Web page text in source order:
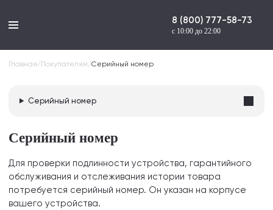
8 (800) 777-58-73
с 10:00 до 22:00
Главная/Покупателям/Серийный номер
Серийный номер
Серийный номер
Для проверки подлинности устройства, гарантийного
обслуживания и отслеживания истории товара
потребуется серийный номер. Он указан на корпусе
вашего устройства.